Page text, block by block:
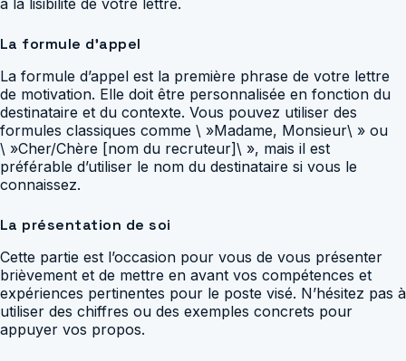
à la lisibilité de votre lettre.
La formule d’appel
La formule d’appel est la première phrase de votre lettre
de motivation. Elle doit être personnalisée en fonction du
destinataire et du contexte. Vous pouvez utiliser des
formules classiques comme \ »Madame, Monsieur\ » ou
\ »Cher/Chère [nom du recruteur]\ », mais il est
préférable d’utiliser le nom du destinataire si vous le
connaissez.
La présentation de soi
Cette partie est l’occasion pour vous de vous présenter
brièvement et de mettre en avant vos compétences et
expériences pertinentes pour le poste visé. N’hésitez pas à
utiliser des chiffres ou des exemples concrets pour
appuyer vos propos.